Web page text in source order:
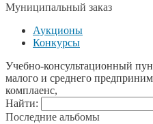
Муниципальный заказ
Аукционы
Конкурсы
Учебно-консультационный
малого и среднего
комплаенс,
Найти:
Последние альбомы